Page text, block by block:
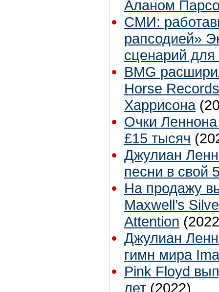
Аланом
СМИ:
рапсодией»
сценарий
BMG
Horse
Харрисона
Очки
£15 тысяч
Джулиан
песни в свой
На продажу
Maxwell’s
Attention
Джулиан
гимн мира
Pink Floyd
лет (2022)